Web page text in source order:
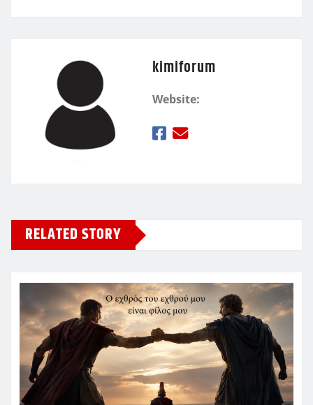
kimiforum
Website:
RELATED STORY